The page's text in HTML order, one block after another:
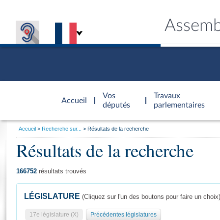
Accueil
d'accueil
Vos
députés
Travaux
parlementaires
Général
Vous
Accueil Recherche sur... Résultats de la recherche
Résultats de la recherche
166752 résultats trouvés
LÉGISLATURE (Cliquez sur l'un des boutons pour faire un choix)
17e législature (X) Précédentes législatures